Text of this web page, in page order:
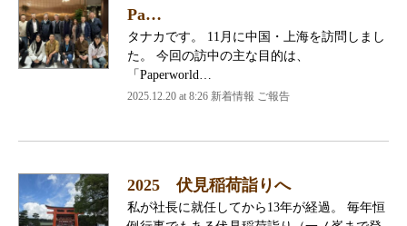
Pa…
タナカです。 11月に中国・上海を訪問しまし
た。 今回の訪中の主な目的は、
「Paperworld…
2025.12.20 at 8:26 新着情報 ご報告
2025 伏見稲荷詣りへ
私が社長に就任してから13年が経過。 毎年恒